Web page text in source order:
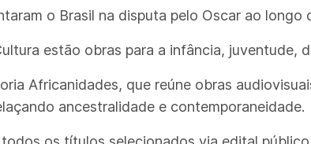
o Brasil na disputa pelo Oscar ao longo
estão obras para a infância, juventude,
Africanidades, que reúne obras
ancestralidade e contemporaneidade.